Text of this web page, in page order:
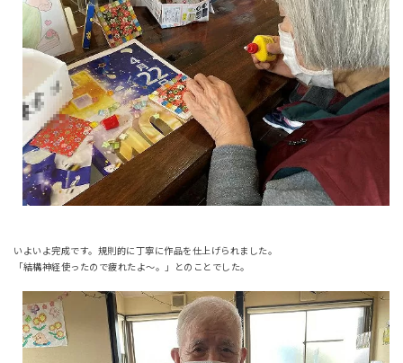
いよいよ完成です。規則的に丁寧に作品を仕上げられました。
「結構神経使ったので疲れたよ～。」とのことでした。